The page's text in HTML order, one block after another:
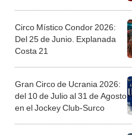
Circo Místico Condor 2026:
Del 25 de Junio. Explanada
Costa 21
Gran Circo de Ucrania 2026:
del 10 de Julio al 31 de Agosto
en el Jockey Club-Surco